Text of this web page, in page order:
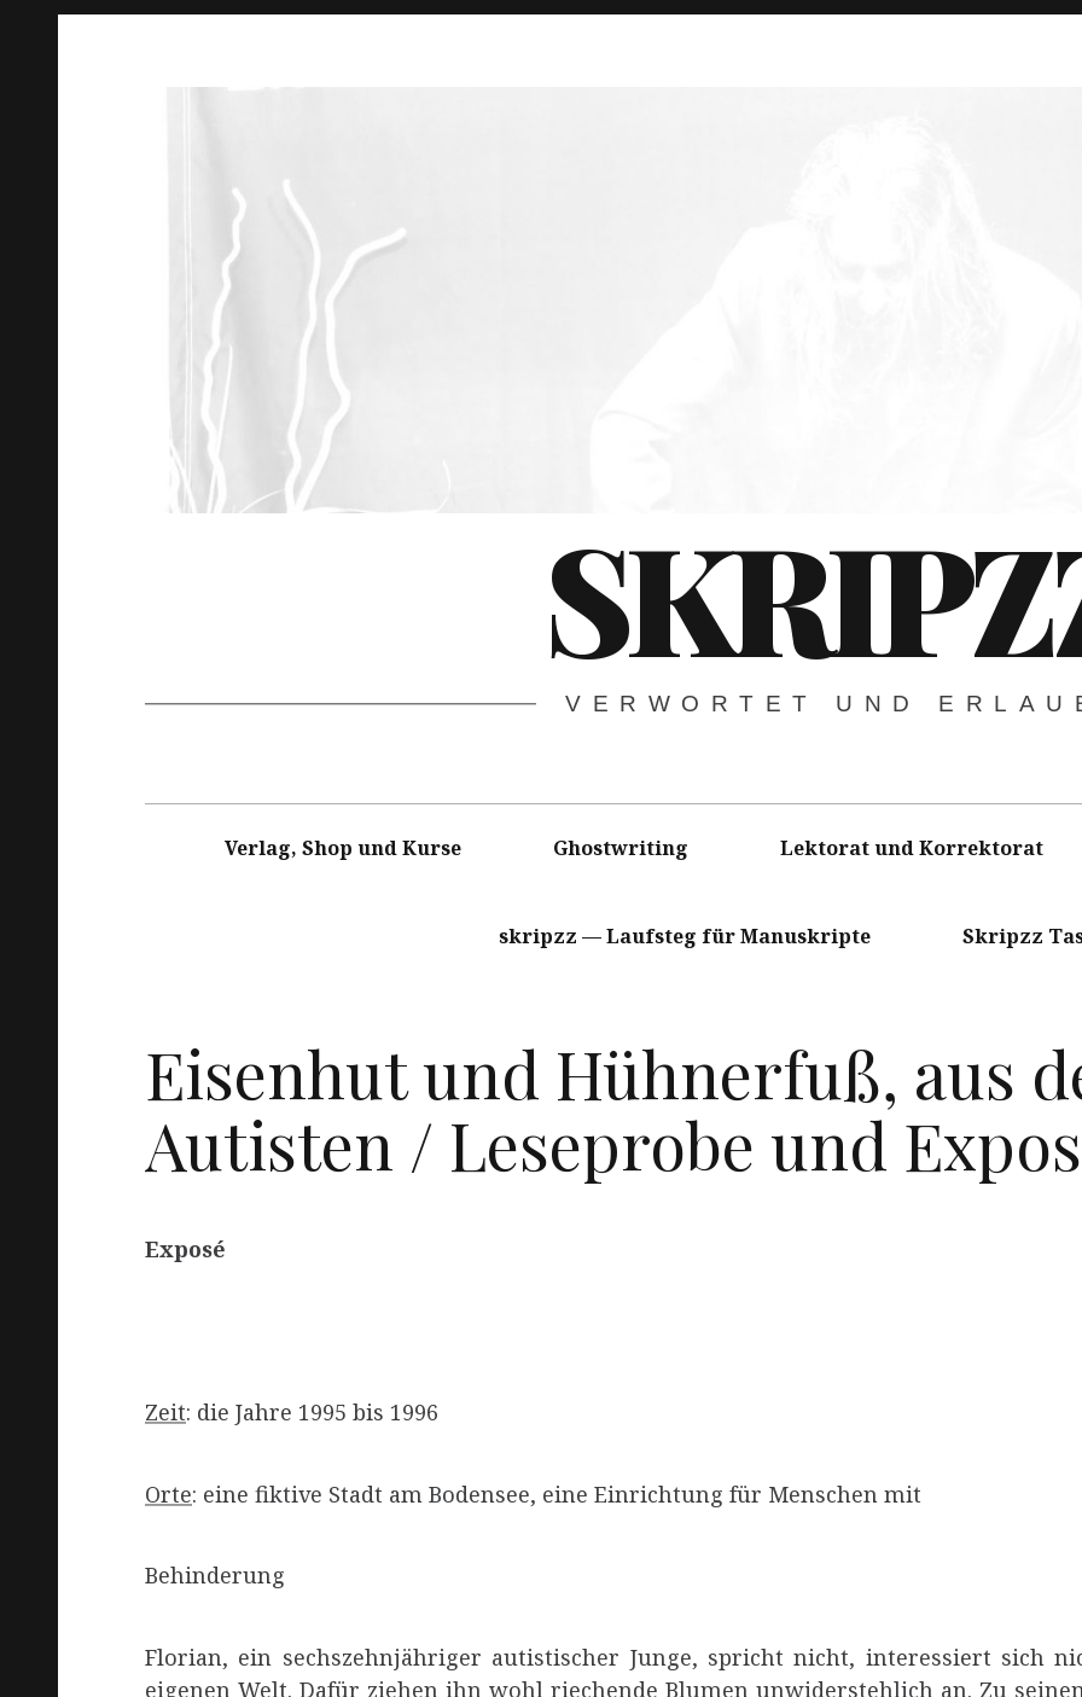
VERWORTET UND
Verlag, Shop und Kurse Ghostwriting Lektorat und Korrektorat
skripzz — Laufsteg für Manuskripte Skripzz
Eisenhut und Hühnerfuß, aus
Autisten / Leseprobe und
Exposé
Zeit: die Jahre 1995 bis 1996
Orte: eine fiktive Stadt am Bodensee, eine Einrichtung für Menschen mit
Behinderung
Florian, ein sechszehnjähriger autistischer Junge, spricht nicht, interessiert sich
eigenen Welt. Dafür ziehen ihn wohl riechende Blumen unwiderstehlich an. Zu